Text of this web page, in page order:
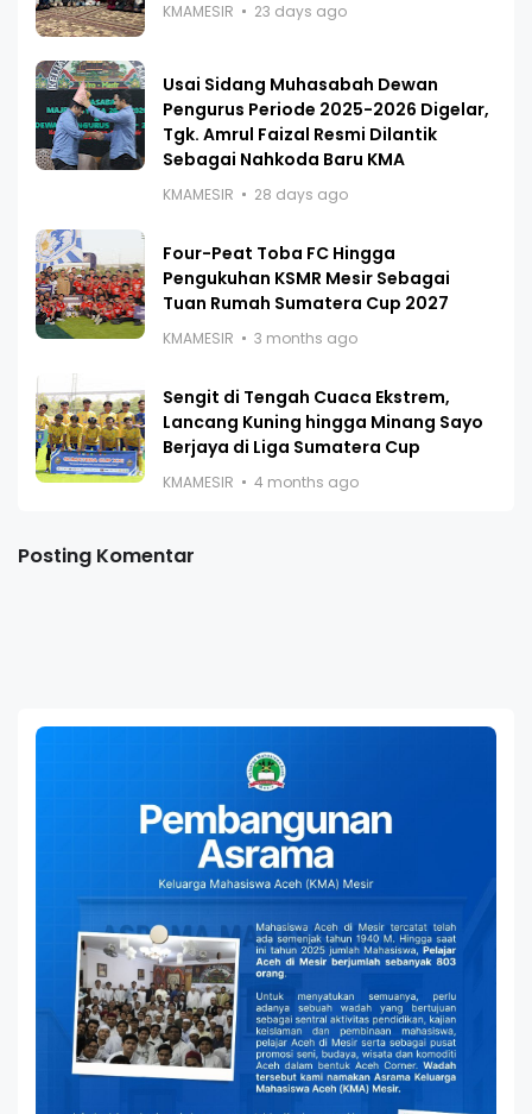
KMAMESIR 23 days ago
Usai Sidang Muhasabah Dewan
Pengurus Periode 2025-2026 Digelar,
Tgk. Amrul Faizal Resmi Dilantik
Sebagai Nahkoda Baru KMA
KMAMESIR 28 days ago
Four-Peat Toba FC Hingga
Pengukuhan KSMR Mesir Sebagai
Tuan Rumah Sumatera Cup 2027
KMAMESIR 3 months ago
Sengit di Tengah Cuaca Ekstrem,
Lancang Kuning hingga Minang Sayo
Berjaya di Liga Sumatera Cup
KMAMESIR 4 months ago
Posting Komentar